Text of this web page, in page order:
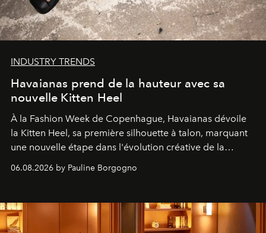
INDUSTRY TRENDS
Havaianas prend de la hauteur avec sa
nouvelle Kitten Heel
À la Fashion Week de Copenhague, Havaianas dévoile
la Kitten Heel, sa première silhouette à talon, marquant
une nouvelle étape dans l'évolution créative de la
06.08.2026 by Pauline Borgogno